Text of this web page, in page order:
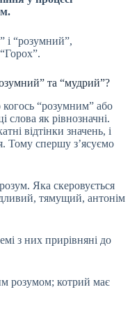
і “розумний”,
та “мудрий”?
“розумним” або
слова як рівнозначні.
відтінки значень, і
Тому спершу з’ясуємо
Яка скеровується
тямущий, антонім
з них прирівняні до
розумом; котрий має